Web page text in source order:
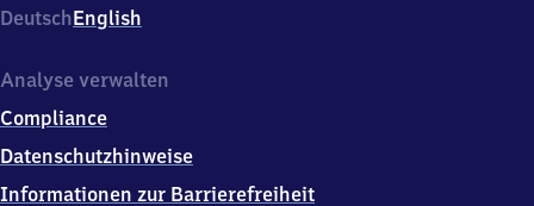
DeutschEnglish
Analyse verwalten
Compliance
Datenschutzhinweise
Informationen zur Barrierefreiheit